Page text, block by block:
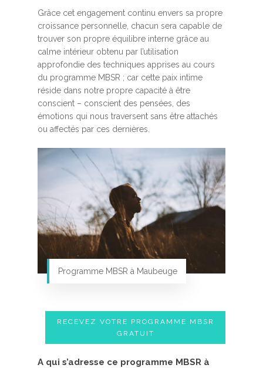
Grâce cet engagement continu envers sa propre
croissance personnelle, chacun sera capable de
trouver son propre équilibre interne grâce au
calme intérieur obtenu par l’utilisation
approfondie des techniques apprises au cours
du programme MBSR ; car cette paix intime
réside dans notre propre capacité à être
conscient – conscient des pensées, des
émotions qui nous traversent sans être attachés
ou affectés par ces dernières.
Programme MBSR à Maubeuge
RECEVEZ VOTRE PROGRAMME MBSR
GRATUIT
A qui s’adresse ce programme MBSR à